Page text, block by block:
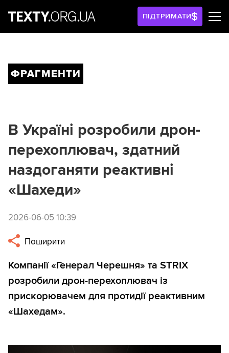
ПІДТРИМАТИ
ФРАГМЕНТИ
В Україні розробили дрон-
перехоплювач, здатний
наздоганяти реактивні
«Шахеди»
2026-06-05 10:39
Поширити
Компанії «Генерал Черешня» та STRIX
розробили дрон-перехоплювач із
прискорювачем для протидії реактивним
«Шахедам».